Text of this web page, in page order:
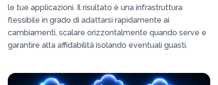
le tue applicazioni. Il risultato è una infrastruttura
flessibile in grado di adattarsi rapidamente ai
cambiamenti, scalare orizzontalmente quando serve e
garantire alta affidabilità isolando eventuali guasti.